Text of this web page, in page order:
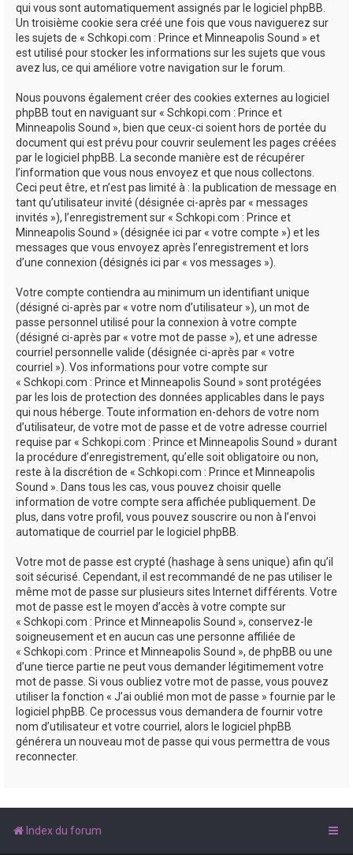
qui vous sont automatiquement assignés par le logiciel phpBB.
Un troisième cookie sera créé une fois que vous naviguerez sur
les sujets de « Schkopi.com : Prince et Minneapolis Sound » et
est utilisé pour stocker les informations sur les sujets que vous
avez lus, ce qui améliore votre navigation sur le forum.
Nous pouvons également créer des cookies externes au logiciel
phpBB tout en naviguant sur « Schkopi.com : Prince et
Minneapolis Sound », bien que ceux-ci soient hors de portée du
document qui est prévu pour couvrir seulement les pages créées
par le logiciel phpBB. La seconde manière est de récupérer
l’information que vous nous envoyez et que nous collectons.
Ceci peut être, et n’est pas limité à : la publication de message en
tant qu’utilisateur invité (désignée ci-après par « messages
invités »), l’enregistrement sur « Schkopi.com : Prince et
Minneapolis Sound » (désignée ici par « votre compte ») et les
messages que vous envoyez après l’enregistrement et lors
d’une connexion (désignés ici par « vos messages »).
Votre compte contiendra au minimum un identifiant unique
(désigné ci-après par « votre nom d’utilisateur »), un mot de
passe personnel utilisé pour la connexion à votre compte
(désigné ci-après par « votre mot de passe »), et une adresse
courriel personnelle valide (désignée ci-après par « votre
courriel »). Vos informations pour votre compte sur
« Schkopi.com : Prince et Minneapolis Sound » sont protégées
par les lois de protection des données applicables dans le pays
qui nous héberge. Toute information en-dehors de votre nom
d’utilisateur, de votre mot de passe et de votre adresse courriel
requise par « Schkopi.com : Prince et Minneapolis Sound » durant
la procédure d’enregistrement, qu’elle soit obligatoire ou non,
reste à la discrétion de « Schkopi.com : Prince et Minneapolis
Sound ». Dans tous les cas, vous pouvez choisir quelle
information de votre compte sera affichée publiquement. De
plus, dans votre profil, vous pouvez souscrire ou non à l’envoi
automatique de courriel par le logiciel phpBB.
Votre mot de passe est crypté (hashage à sens unique) afin qu’il
soit sécurisé. Cependant, il est recommandé de ne pas utiliser le
même mot de passe sur plusieurs sites Internet différents. Votre
mot de passe est le moyen d’accès à votre compte sur
« Schkopi.com : Prince et Minneapolis Sound », conservez-le
soigneusement et en aucun cas une personne affiliée de
« Schkopi.com : Prince et Minneapolis Sound », de phpBB ou une
d’une tierce partie ne peut vous demander légitimement votre
mot de passe. Si vous oubliez votre mot de passe, vous pouvez
utiliser la fonction « J’ai oublié mon mot de passe » fournie par le
logiciel phpBB. Ce processus vous demandera de fournir votre
nom d’utilisateur et votre courriel, alors le logiciel phpBB
générera un nouveau mot de passe qui vous permettra de vous
reconnecter.
Index du forum